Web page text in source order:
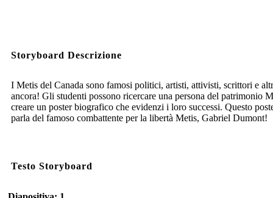
Storyboard Descrizione
I Metis del Canada sono famosi politici, artisti, attivisti, scrittori e
ancora! Gli studenti possono ricercare una persona del patrimonio
creare un poster biografico che evidenzi i loro successi. Questo
parla del famoso combattente per la libertà Metis, Gabriel Dumont!
Testo Storyboard